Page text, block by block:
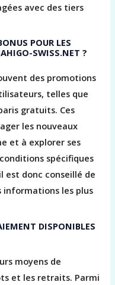
avec des tiers
POUR LES
SWISS.NET ?
des promotions
telles que
gratuits. Ces
les nouveaux
et à explorer ses
spécifiques
est donc conseillé de
les plus
DISPONIBLES
moyens de
et les retraits. Parmi